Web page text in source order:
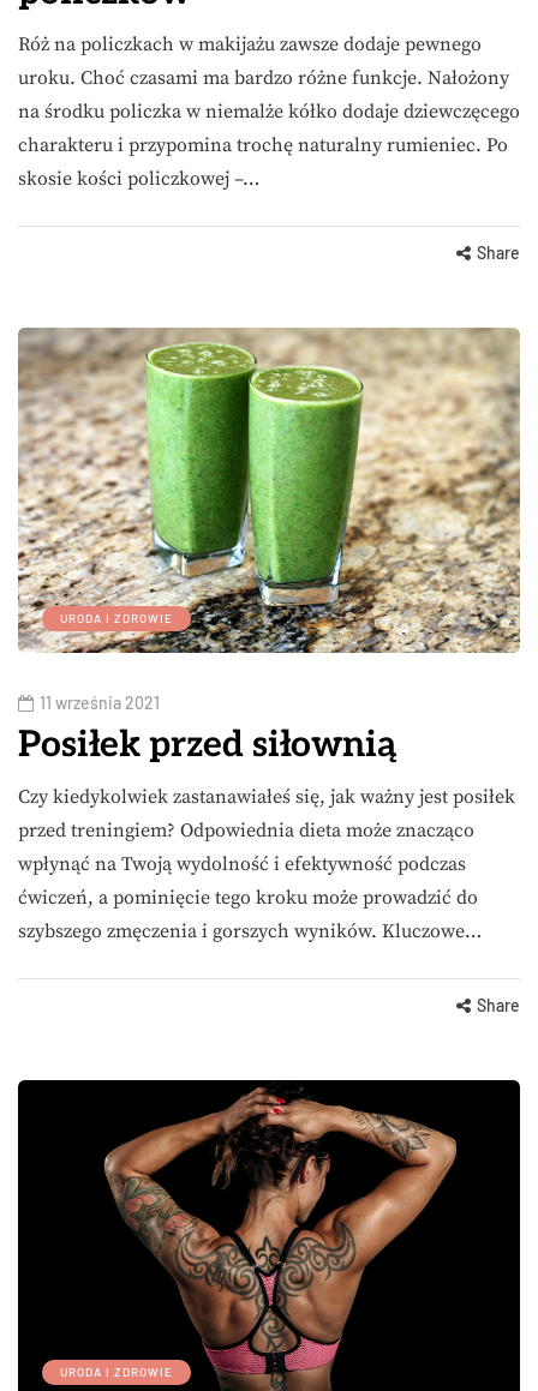
Róż na policzkach w makijażu zawsze dodaje pewnego
uroku. Choć czasami ma bardzo różne funkcje. Nałożony
na środku policzka w niemalże kółko dodaje dziewczęcego
charakteru i przypomina trochę naturalny rumieniec. Po
skosie kości policzkowej –…
Share
URODA I ZDROWIE
11 września 2021
Posiłek przed siłownią
Czy kiedykolwiek zastanawiałeś się, jak ważny jest posiłek
przed treningiem? Odpowiednia dieta może znacząco
wpłynąć na Twoją wydolność i efektywność podczas
ćwiczeń, a pominięcie tego kroku może prowadzić do
szybszego zmęczenia i gorszych wyników. Kluczowe…
Share
URODA I ZDROWIE